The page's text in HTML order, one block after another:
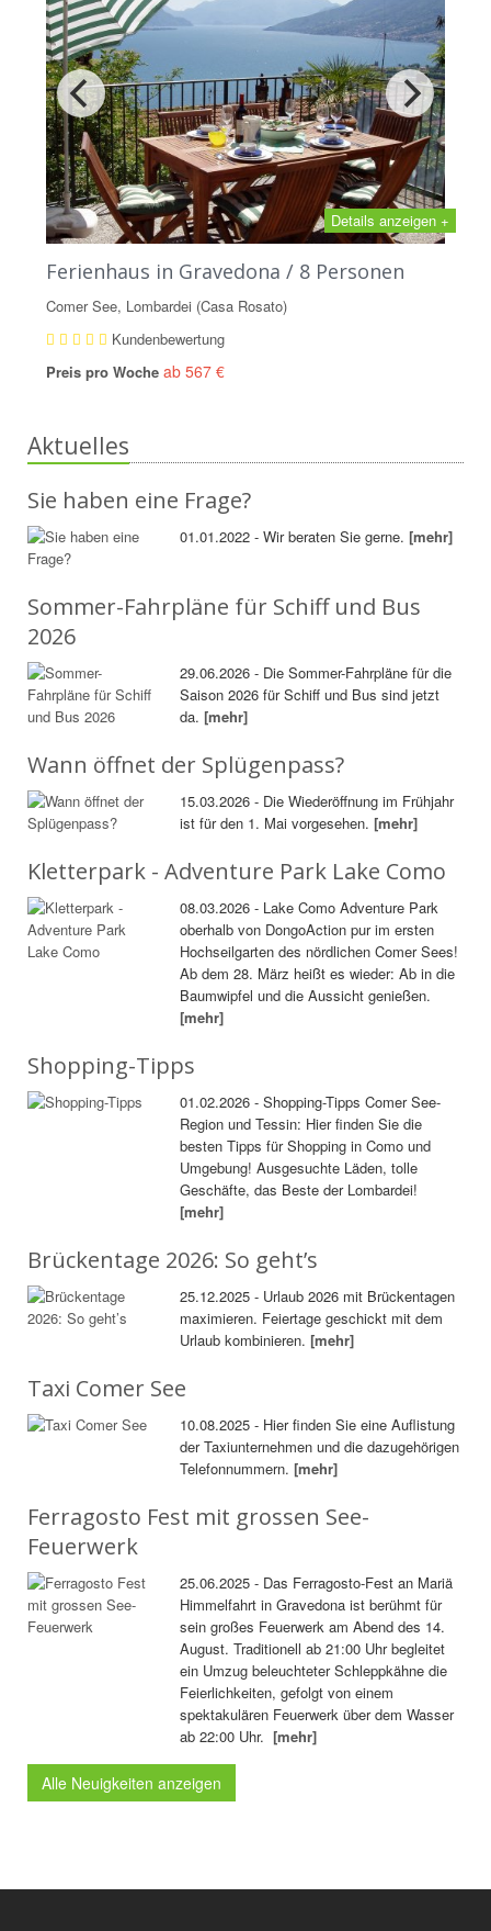
Details anzeigen +
Ferienhaus in Gravedona / 8 Personen
Comer See, Lombardei (Casa Rosato)
Kundenbewertung
Preis pro Woche ab 567 €
Aktuelles
Sie haben eine Frage?
01.01.2022 - Wir beraten Sie gerne.[mehr]
Sommer-Fahrpläne für Schiff und Bus
2026
29.06.2026 - Die Sommer-Fahrpläne für die
Saison 2026 für Schiff und Bus sind jetzt
da.[mehr]
Wann öffnet der Splügenpass?
15.03.2026 - Die Wiederöffnung im Frühjahr
ist für den 1. Mai vorgesehen.[mehr]
Kletterpark - Adventure Park Lake Como
08.03.2026 - Lake Como Adventure Park
oberhalb von DongoAction pur im ersten
Hochseilgarten des nördlichen Comer Sees!
Ab dem 28. März heißt es wieder: Ab in die
Baumwipfel und die Aussicht genießen.
[mehr]
Shopping-Tipps
01.02.2026 - Shopping-Tipps Comer See-
Region und Tessin: Hier finden Sie die
besten Tipps für Shopping in Como und
Umgebung! Ausgesuchte Läden, tolle
Geschäfte, das Beste der Lombardei!
[mehr]
Brückentage 2026: So geht’s
25.12.2025 - Urlaub 2026 mit Brückentagen
maximieren. Feiertage geschickt mit dem
Urlaub kombinieren.[mehr]
Taxi Comer See
10.08.2025 - Hier finden Sie eine Auflistung
der Taxiunternehmen und die dazugehörigen
Telefonnummern.[mehr]
Ferragosto Fest mit grossen See-
Feuerwerk
25.06.2025 - Das Ferragosto-Fest an Mariä
Himmelfahrt in Gravedona ist berühmt für
sein großes Feuerwerk am Abend des 14.
August. Traditionell ab 21:00 Uhr begleitet
ein Umzug beleuchteter Schleppkähne die
Feierlichkeiten, gefolgt von einem
spektakulären Feuerwerk über dem Wasser
ab 22:00 Uhr.[mehr]
Alle Neuigkeiten anzeigen